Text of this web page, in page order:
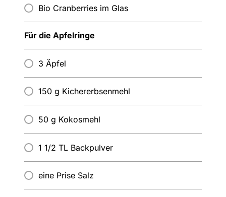
Bio Cranberries im Glas
Für die Apfelringe
3 Äpfel
150 g Kichererbsenmehl
50 g Kokosmehl
1 1/2 TL Backpulver
eine Prise Salz